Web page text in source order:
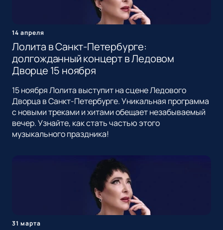
14 апреля
Лолита в Санкт-Петербурге:
долгожданный концерт в Ледовом
Дворце 15 ноября
15 ноября Лолита выступит на сцене Ледового
Дворца в Санкт-Петербурге. Уникальная программа
с новыми треками и хитами обещает незабываемый
вечер. Узнайте, как стать частью этого
музыкального праздника!
31 марта